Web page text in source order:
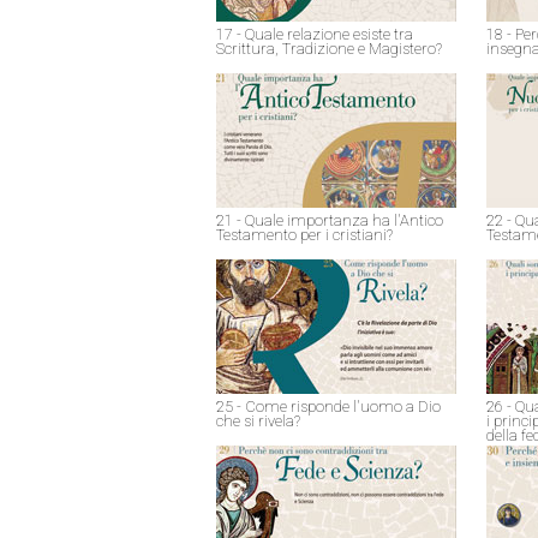
17 - Quale relazione esiste tra
Scrittura, Tradizione e Magistero?
18 -
21 - Quale importanza ha l'Antico
Testamento per i cristiani?
22 -
25 - Come risponde l'uomo a Dio
che si rivela?
26 -
i
della